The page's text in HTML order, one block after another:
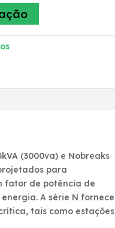
(3000va) e Nobreaks
para
fator de potência de
A série N fornece
tais como estações